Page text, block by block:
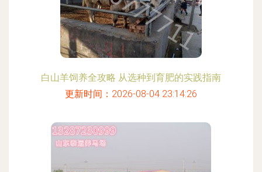
白山羊饲养全攻略 从选种到育肥的实践指南
更新时间：2026-08-04 23:14:26